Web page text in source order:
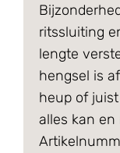
ritssluiting
lengte
hengsel is
heup of
alles kan en